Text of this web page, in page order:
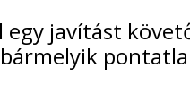
egy javítást